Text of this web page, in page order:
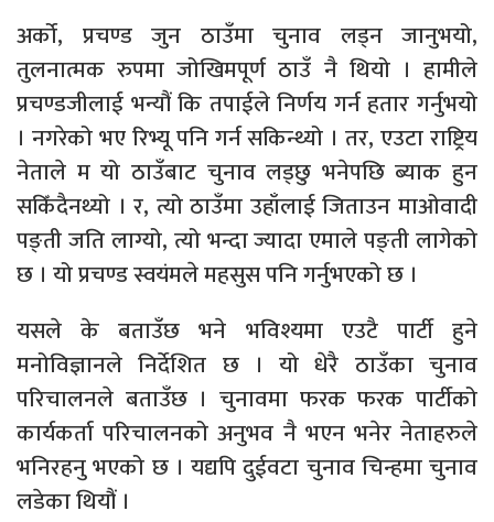
अर्को, प्रचण्ड जुन ठाउँमा चुनाव लड्न जानुभयो,
तुलनात्मक रुपमा जोखिमपूर्ण ठाउँ नै थियो । हामीले
प्रचण्डजीलाई भन्यौं कि तपाईले निर्णय गर्न हतार गर्नुभयो
। नगरेको भए रिभ्यू पनि गर्न सकिन्थ्यो । तर, एउटा राष्ट्रिय
नेताले म यो ठाउँबाट चुनाव लड्छु भनेपछि ब्याक हुन
सकिँदैनथ्यो । र, त्यो ठाउँमा उहाँलाई जिताउन माओवादी
पङ्ती जति लाग्यो, त्यो भन्दा ज्यादा एमाले पङ्ती लागेको
छ । यो प्रचण्ड स्वयंमले महसुस पनि गर्नुभएको छ ।
यसले के बताउँछ भने भविश्यमा एउटै पार्टी हुने
मनोविज्ञानले निर्देशित छ । यो धेरै ठाउँका चुनाव
परिचालनले बताउँछ । चुनावमा फरक फरक पार्टीको
कार्यकर्ता परिचालनको अनुभव नै भएन भनेर नेताहरुले
भनिरहनु भएको छ । यद्यपि दुईवटा चुनाव चिन्हमा चुनाव
लडेका थियौं ।